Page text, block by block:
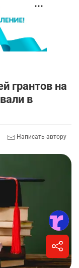
грантов на
в
Написать автору